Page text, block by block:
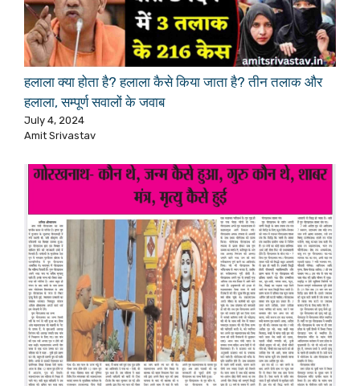
हलाला क्या होता है? हलाला कैसे किया जाता है? तीन तलाक और
हलाला, सम्पूर्ण सवालों के जवाब
July 4, 2024
Amit Srivastav